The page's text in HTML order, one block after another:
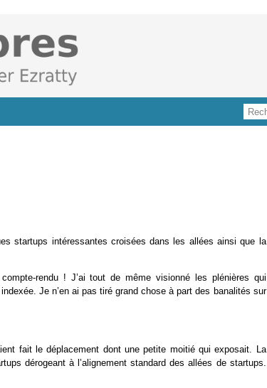
startups intéressantes croisées dans les allées ainsi que la
rendu ! J’ai tout de même visionné les plénières qui
Je n’en ai pas tiré grand chose à part des banalités sur
fait le déplacement dont une petite moitié qui exposait. La
dérogeant à l’alignement standard des allées de startups.